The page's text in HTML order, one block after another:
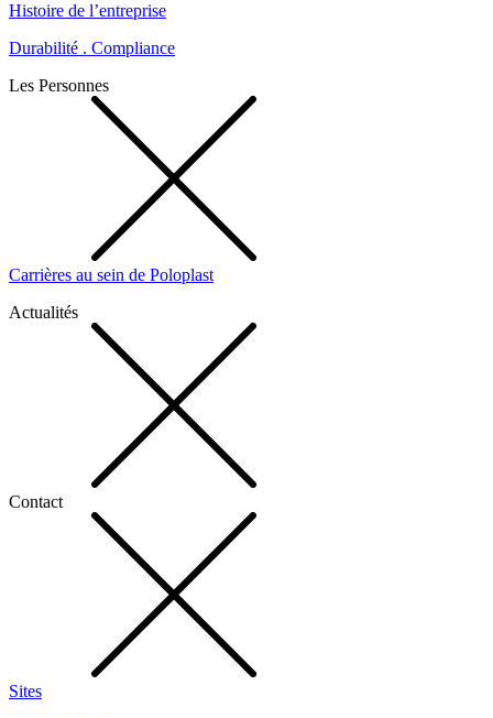
Histoire de l’entreprise
Durabilité . Compliance
Les Personnes
Carrières au sein de Poloplast
Actualités
Contact
Sites